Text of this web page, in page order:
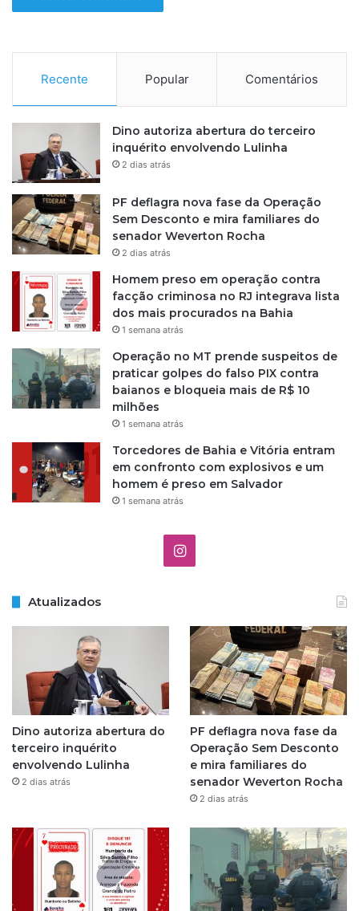
m
o
s
d
u
n
a
ç
ã
o
n
a
Recente Popular Comentários
Dino autoriza abertura do terceiro
inquérito envolvendo Lulinha
2 dias atrás
PF deflagra nova fase da Operação
Sem Desconto e mira familiares do
senador Weverton Rocha
2 dias atrás
Homem preso em operação contra
facção criminosa no RJ integrava lista
dos mais procurados na Bahia
1 semana atrás
Operação no MT prende suspeitos de
praticar golpes do falso PIX contra
baianos e bloqueia mais de R$ 10
milhões
1 semana atrás
Torcedores de Bahia e Vitória entram
em confronto com explosivos e um
homem é preso em Salvador
1 semana atrás
I
t
a
g
r
a
m
Atualizados
Dino autoriza abertura do
terceiro inquérito
envolvendo Lulinha
2 dias atrás
PF deflagra nova fase da
Operação Sem Desconto
e mira familiares do
senador Weverton Rocha
2 dias atrás